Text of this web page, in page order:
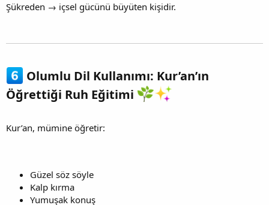
Şükreden → içsel gücünü büyüten kişidir.
Olumlu Dil Kullanımı: Kur’an’ın
Öğrettiği Ruh Eğitimi
Kur’an, mümine öğretir:
Güzel söz söyle
Kalp kırma
Yumuşak konuş